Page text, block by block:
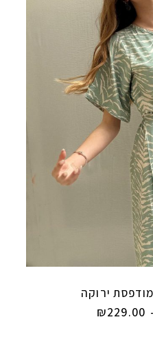
ירוקה
₪229.00